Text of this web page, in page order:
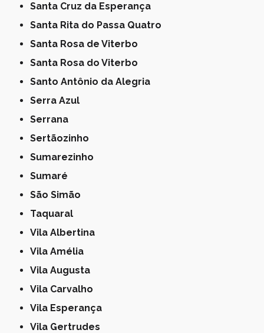
Santa Cruz da Esperança
Santa Rita do Passa Quatro
Santa Rosa de Viterbo
Santa Rosa do Viterbo
Santo Antônio da Alegria
Serra Azul
Serrana
Sertãozinho
Sumarezinho
Sumaré
São Simão
Taquaral
Vila Albertina
Vila Amélia
Vila Augusta
Vila Carvalho
Vila Esperança
Vila Gertrudes